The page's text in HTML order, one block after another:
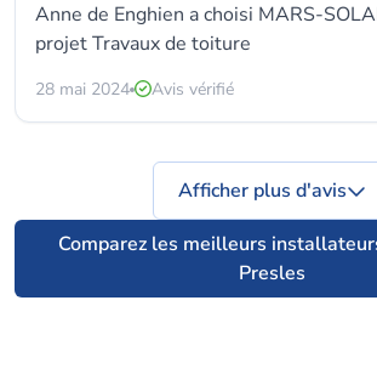
Anne de Enghien a choisi MARS-
projet Travaux de toiture
28 mai 2024 Avis vérifié
Comparez les meilleurs
Presles
Afficher plus d'avis